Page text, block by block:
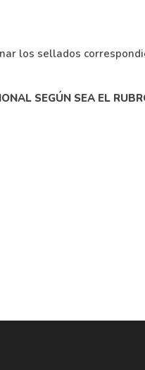
los sellados
SEGÚN SEA EL